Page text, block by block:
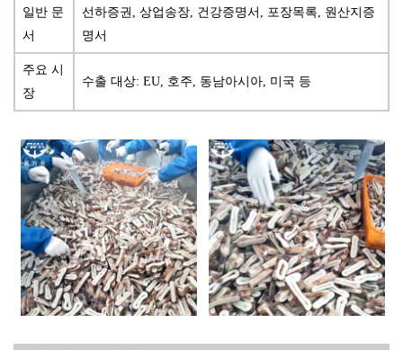
일반 문
서
선하증권, 상업송장, 건강증명서, 포장목록, 원산지증
명서
주요 시
장
수출 대상: EU, 호주, 동남아시아, 미국 등